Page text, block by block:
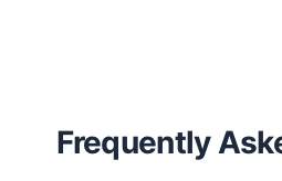
Frequently